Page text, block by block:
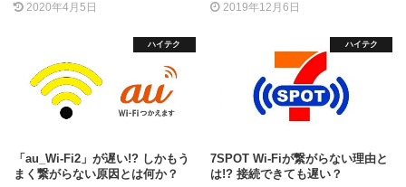
2020年4月5日 2019年12月6日
ハイテク
「au_Wi-Fi2」が遅い!? しかもう
まく繋がらない原因とは何か？
ハイテク
7SPOT Wi-Fiが繋がらない理由と
は!? 接続できても遅い？